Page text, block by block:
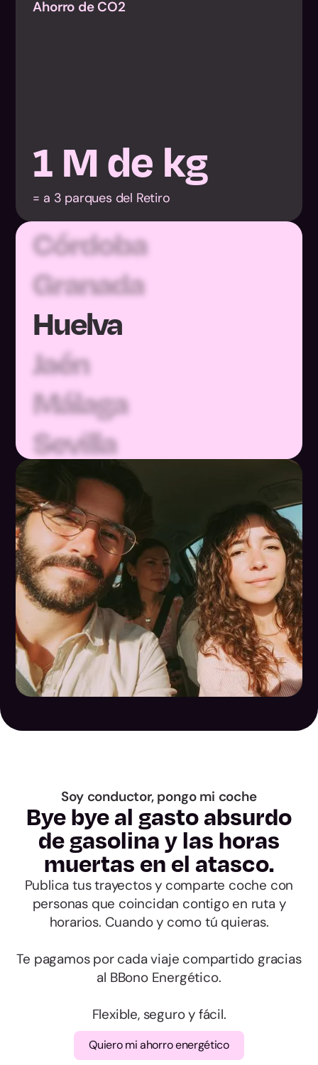
Ahorro de CO2
1M de kg
= a 3 parques del Retiro
Cádiz
Córdoba
Granada
Huelva
Jaén
Málaga
Sevilla
Huesca
Teruel
Zaragoza
Asturias
Baleares
Las Palmas
Santa Cruz de
Tenerife
Ávila
Burgos
León
Palencia
Salamanca
Segovia
Soria
Soy conductor, pongo mi coche
Bye bye al gasto absurdo
de gasolina y las horas
muertas en el atasco.
Publica tus trayectos y comparte coche con
personas que coincidan contigo en ruta y
horarios. Cuando y como tú quieras.
Te pagamos por cada viaje compartido gracias
al BBono Energético.
Flexible, seguro y fácil.
Quiero mi ahorro energético